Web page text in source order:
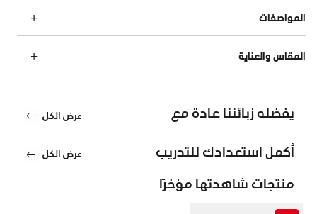
المواصفات
المقاس والعناية
يفضله زبائننا عادة مع عرض الكل
أكمل استعدادك للتدريب عرض الكل
منتجات شاهدتها مؤخرًا